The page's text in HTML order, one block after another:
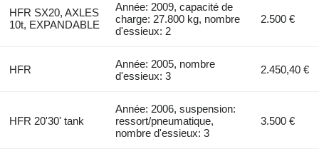
HFR SX20, AXLES
10t, EXPANDABLE
Année: 2009, capacité de
charge: 27.800 kg, nombre
d'essieux: 2
2.500 €
HFR
Année: 2005, nombre
d'essieux: 3
2.450,40 €
HFR 20'30' tank
Année: 2006, suspension:
ressort/pneumatique,
nombre d'essieux: 3
3.500 €